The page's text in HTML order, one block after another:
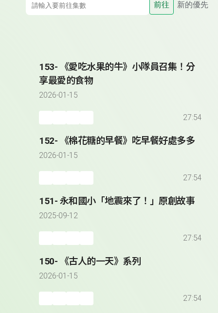
前往 新的優先
153- 《愛吃水果的牛》小隊員召集！分
享最愛的食物
2026-01-15
27:54
152- 《棉花糖的早餐》吃早餐好處多多
2026-01-15
27:54
151- 永和國小「地震來了！」原創故事
2025-09-12
27:54
150- 《古人的一天》系列
2026-01-15
27:54